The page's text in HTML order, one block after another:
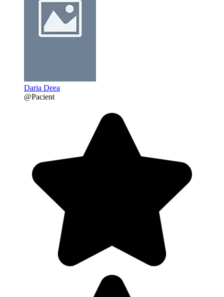
Daria Deea
@Pacient